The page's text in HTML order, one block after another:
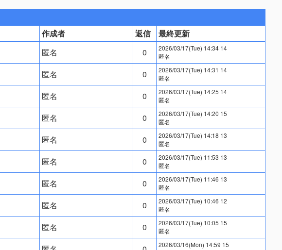
作成者 返信
最終更新
匿名 0
2026/03/17(Tue) 14:34 14
匿名
匿名 0
2026/03/17(Tue) 14:31 14
匿名
匿名 0
2026/03/17(Tue) 14:25 14
匿名
匿名 0
2026/03/17(Tue) 14:20 15
匿名
匿名 0
2026/03/17(Tue) 14:18 13
匿名
匿名 0
2026/03/17(Tue) 11:53 13
匿名
匿名 0
2026/03/17(Tue) 11:46 13
匿名
匿名 0
2026/03/17(Tue) 10:46 12
匿名
匿名 0
2026/03/17(Tue) 10:05 15
匿名
2026/03/16(Mon) 14:59 15